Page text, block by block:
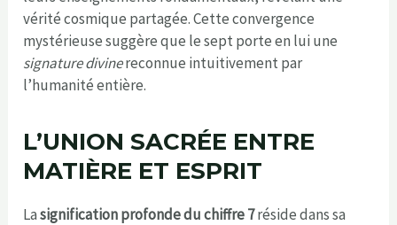
vérité cosmique partagée. Cette convergence
mystérieuse suggère que le sept porte en lui une
signature divinereconnue intuitivement par
l’humanité entière.
L’UNION SACRÉE ENTRE
MATIÈRE ET ESPRIT
Lasignification profonde du chiffre 7réside dans sa